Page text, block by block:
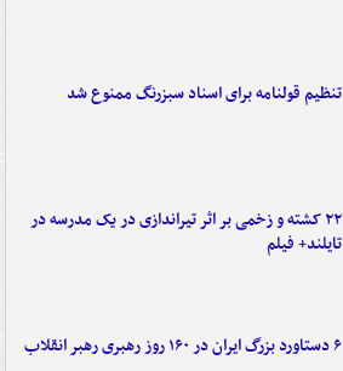
تنظیم قولنامه برای اسناد سبزرنگ ممنوع شد
۲۲ کشته و زخمی بر اثر تیراندازی در یک مدرسه در
تایلند+ فیلم
۶ دستاورد بزرگ ایران در ۱۶۰ روز رهبری رهبر انقلاب